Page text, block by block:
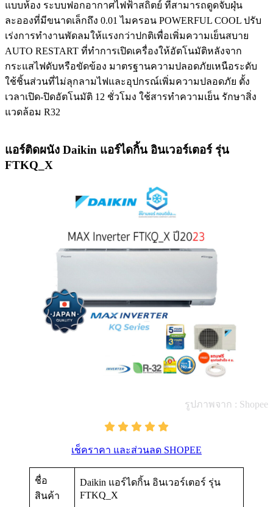
แบบห้อง ระบบฟอกอากาศไฟฟ้าสถิตย์ ที่สามารถดูดจับฝุ่น
ละอองที่มีขนาดเล็กถึง 0.01 ไมครอน POWERFUL COOL ปรับ
เร่งการทำงานพัดลมให้แรงกว่าปกติเพื่อเพิ่มความเย็นสบาย
AUTO RESTART ที่ทำการเปิดเครื่องให้อัตโนมัติหลังจาก
กระแสไฟดับหรือขัดข้อง มาตรฐานความปลอดภัยเหนือระดับ
ใช้ชิ้นส่วนที่ไม่ลุกลามไฟและอุปกรณ์เพิ่มความปลอดภัย ตั้ง
เวลาเปิด-ปิดอัตโนมัติ 12 ชั่วโมง ใช้สารทำความเย็น รักษาสิ่ง
แวดล้อม R32
แอร์ติดผนัง Daikin แอร์ไดกิ้น อินเวอร์เตอร์ รุ่น
FTKQ_X
รูปภาพจาก : Shopee
เช็คราคา และส่วนลด SHOPEE
ชื่อ
สินค้า
Daikin แอร์ไดกิ้น อินเวอร์เตอร์ รุ่น
FTKQ_X